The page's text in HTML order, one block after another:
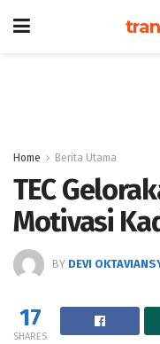
Home Berita Utama
TEC
Motivasi
BY DEVI
17
SHARES